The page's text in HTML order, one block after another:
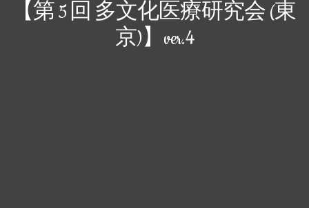
【第 5 回 多文化医療研究会 (東
京)】ver.4